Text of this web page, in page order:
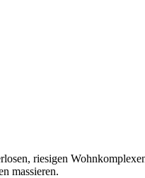
riesigen
massieren.